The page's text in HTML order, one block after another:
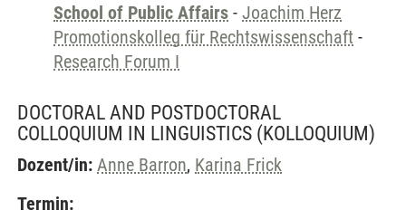
School of Public Affairs - Joachim Herz
Promotionskolleg für Rechtswissenschaft -
Research Forum I
DOCTORAL AND POSTDOCTORAL
COLLOQUIUM IN LINGUISTICS (KOLLOQUIUM)
Dozent/in: Anne Barron, Karina Frick
Termin: